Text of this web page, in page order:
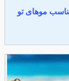
موهای تو